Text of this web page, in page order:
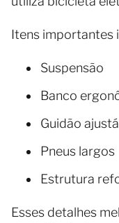
Itens importantes
Suspensão
Banco
Guidão
Pneus largos
Estrutura
Esses detalhes